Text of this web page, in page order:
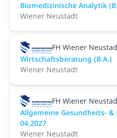
Biomedizinische Analytik
Wiener Neustadt
FH Wiener
Wirtschaftsberatung (B.A.)
Wiener Neustadt
FH Wiener
Allgemeine Gesundheits- &
04.2027
Wiener Neustadt